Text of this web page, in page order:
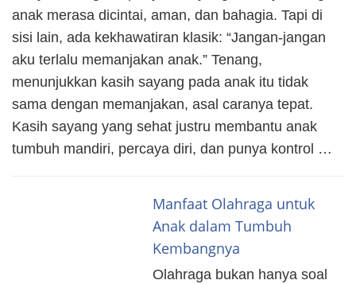
anak merasa dicintai, aman, dan bahagia. Tapi di
sisi lain, ada kekhawatiran klasik: “Jangan-jangan
aku terlalu memanjakan anak.” Tenang,
menunjukkan kasih sayang pada anak itu tidak
sama dengan memanjakan, asal caranya tepat.
Kasih sayang yang sehat justru membantu anak
tumbuh mandiri, percaya diri, dan punya kontrol …
Manfaat Olahraga untuk
Anak dalam Tumbuh
Kembangnya
Olahraga bukan hanya soal